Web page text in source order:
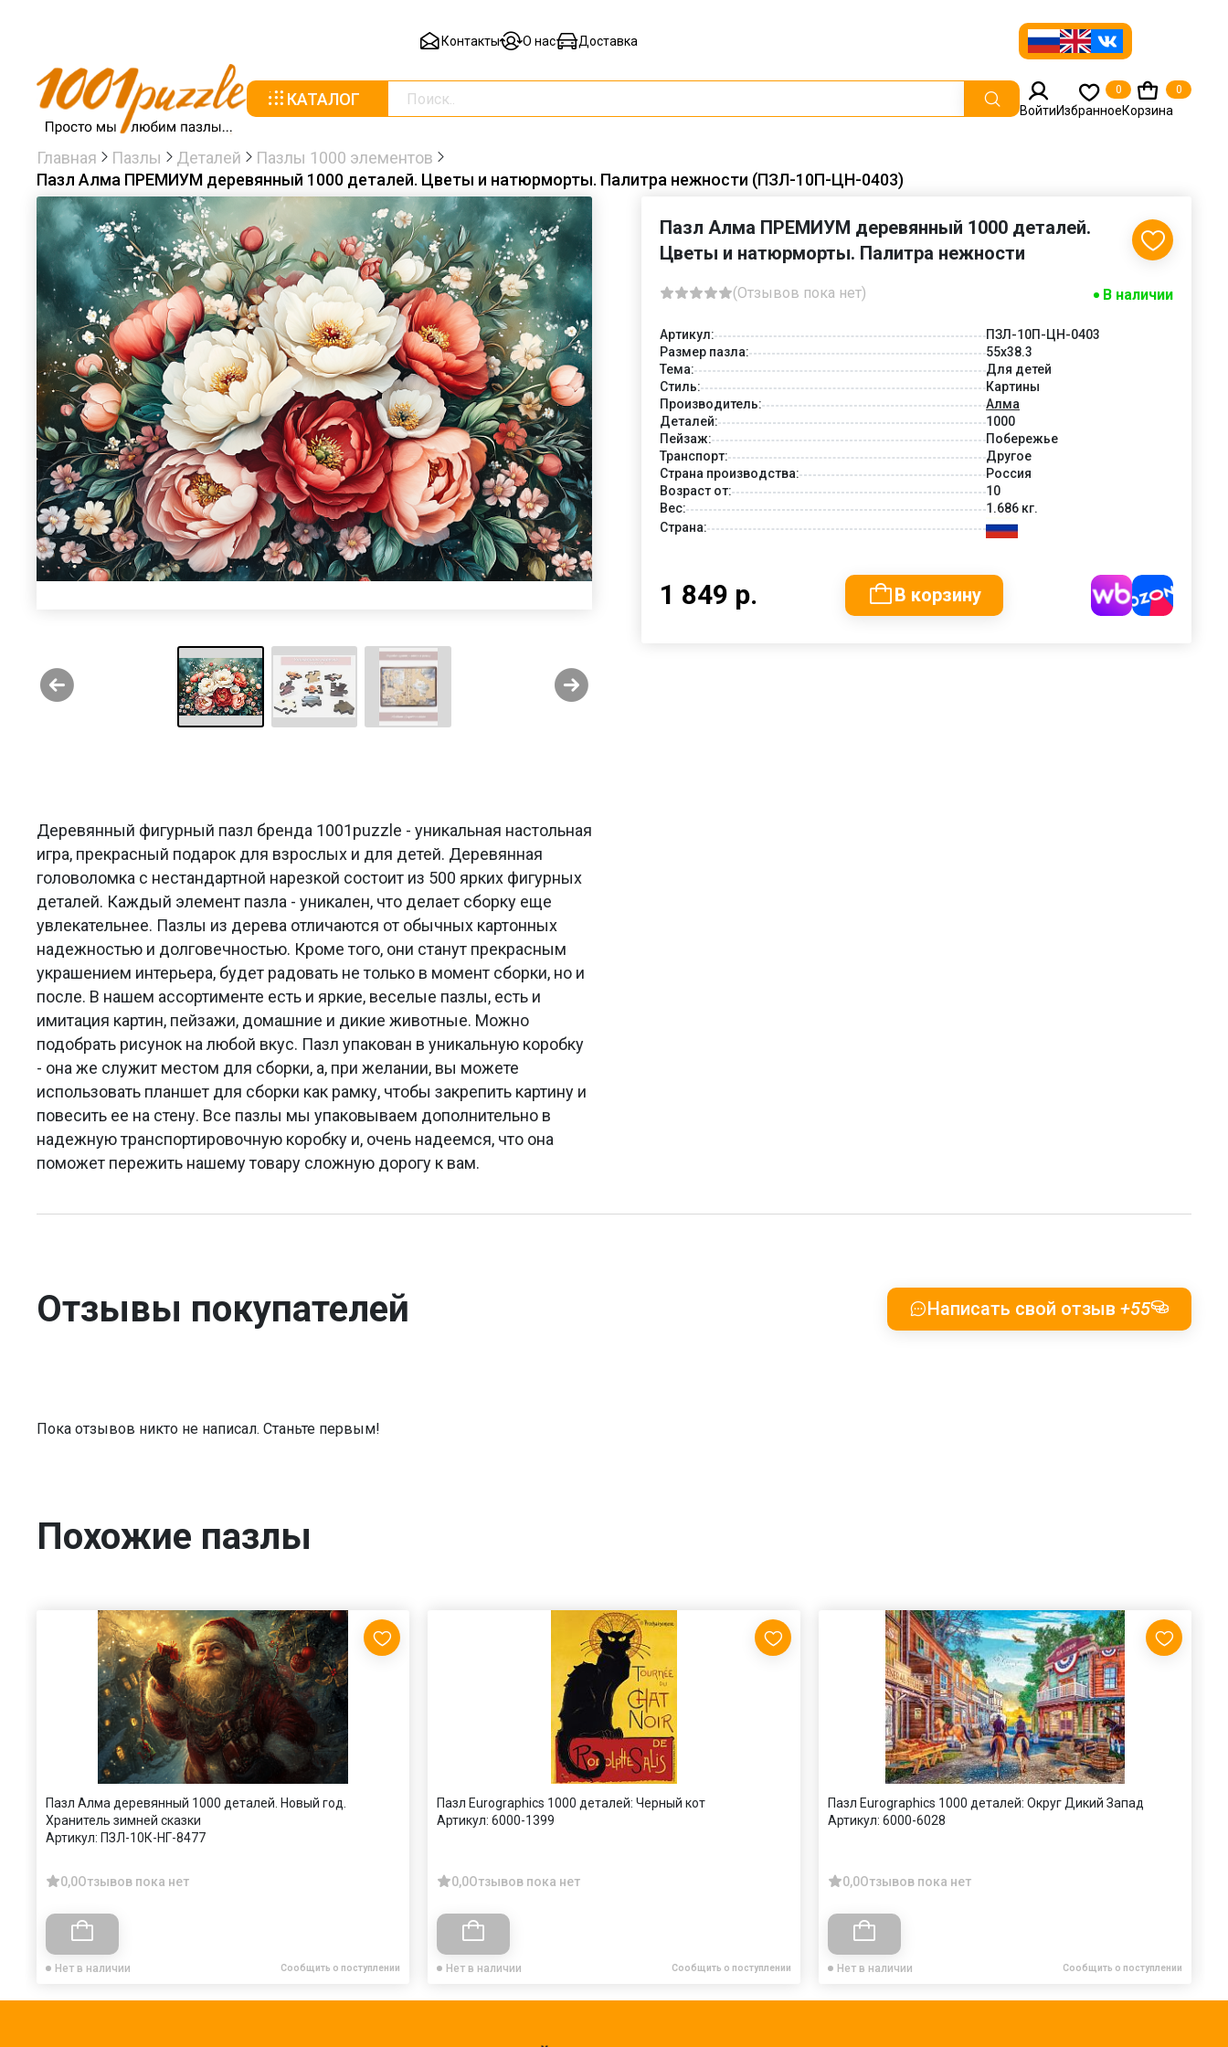
Контакты О нас Доставка
КАТАЛОГ
ВойтиИзбранное
0
Корзина
0
Главная Пазлы Деталей
Пазлы 1000 элементов
Пазл Алма ПРЕМИУМ деревянный 1000 деталей. Цветы и натюрморты. Палитра нежности (ПЗЛ-10П-ЦН-0403)
Деревянный фигурный пазл бренда 1001puzzle - уникальная настольная
игра, прекрасный подарок для взрослых и для детей. Деревянная
головоломка с нестандартной нарезкой состоит из 500 ярких фигурных
деталей. Каждый элемент пазла - уникален, что делает сборку еще
увлекательнее. Пазлы из дерева отличаются от обычных картонных
надежностью и долговечностью. Кроме того, они станут прекрасным
украшением интерьера, будет радовать не только в момент сборки, но и
после. В нашем ассортименте есть и яркие, веселые пазлы, есть и
имитация картин, пейзажи, домашние и дикие животные. Можно
подобрать рисунок на любой вкус. Пазл упакован в уникальную коробку
- она же служит местом для сборки, а, при желании, вы можете
использовать планшет для сборки как рамку, чтобы закрепить картину и
повесить ее на стену. Все пазлы мы упаковываем дополнительно в
надежную транспортировочную коробку и, очень надеемся, что она
поможет пережить нашему товару сложную дорогу к вам.
Пазл Алма ПРЕМИУМ деревянный 1000 деталей.
Цветы и натюрморты. Палитра нежности
(Отзывов пока нет) В наличии
Артикул:
ПЗЛ-10П-ЦН-0403
Размер пазла:
55х38.3
Тема:
Для детей
Стиль:
Картины
Производитель:
Алма
Деталей:
1000
Пейзаж:
Побережье
Транспорт:
Другое
Страна производства:
Россия
Возраст от:
10
Вес:
1.686 кг.
Страна:
1 849 р. В корзину
Отзывы покупателей Написать свой отзыв +55
Пока отзывов никто не написал. Станьте первым!
Похожие пазлы
Пазл Алма деревянный 1000 деталей. Новый год.
Хранитель зимней сказки
Артикул: ПЗЛ-10К-НГ-8477
0,0Отзывов пока нет
Нет в наличии Сообщить о поступлении
Пазл Eurographics 1000 деталей: Черный кот
Артикул: 6000-1399
0,0Отзывов пока нет
Нет в наличии Сообщить о поступлении
Пазл Eurographics 1000 деталей: Округ Дикий Запад
Артикул: 6000-6028
0,0Отзывов пока нет
Нет в наличии Сообщить о поступлении